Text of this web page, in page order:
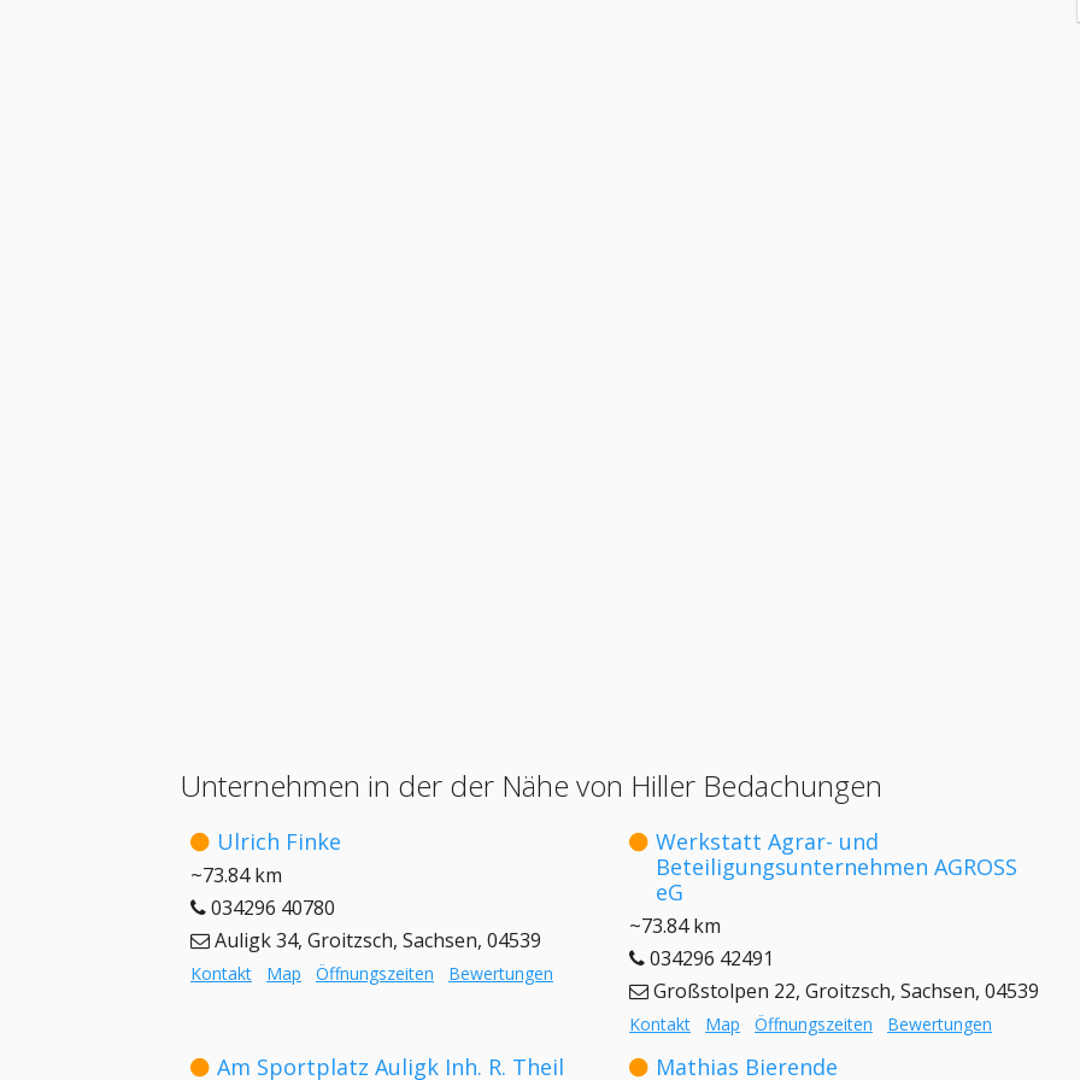
Unternehmen in der der Nähe von Hiller Bedachungen
Ulrich Finke
~73.84 km
034296 40780
Auligk 34, Groitzsch, Sachsen, 04539
Kontakt Map Öffnungszeiten Bewertungen
Werkstatt Agrar- und
Beteiligungsunternehmen AGROSS
eG
~73.84 km
034296 42491
Großstolpen 22, Groitzsch, Sachsen, 04539
Kontakt Map Öffnungszeiten Bewertungen
Am Sportplatz Auligk Inh. R. Theil Mathias Bierende